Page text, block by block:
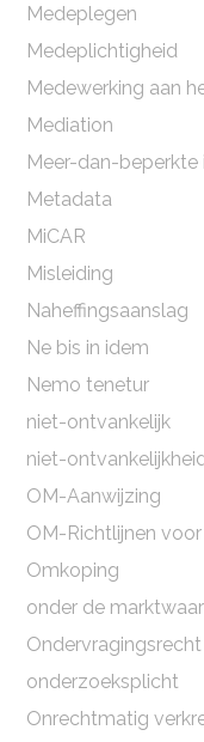
Medeplegen
Medeplichtigheid
Medewerking aan
Mediation
Meer-dan-beperkte
Metadata
MiCAR
Misleiding
Naheffingsaanslag
Ne bis in idem
Nemo tenetur
niet-ontvankelijk
niet-
OM-Aanwijzing
OM-Richtlijnen
Omkoping
onder de
Ondervragingsrecht
onderzoeksplicht
Onrechtmatig